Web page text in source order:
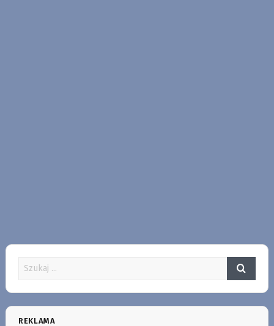
REKLAMA